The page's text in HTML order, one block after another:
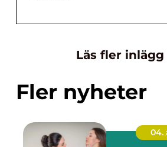
Läs fler inlägg
Fler nyheter
04.